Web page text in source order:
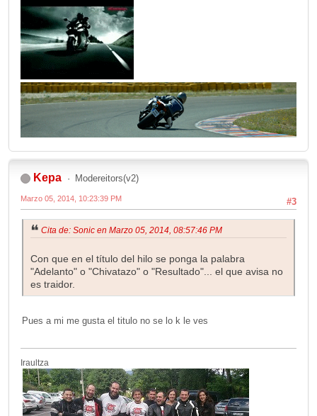
Kepa Modereitors(v2)
#3
Marzo 05, 2014, 10:23:39 PM
Cita de: Sonic en Marzo 05, 2014, 08:57:46 PM
Con que en el título del hilo se ponga la palabra
"Adelanto" o "Chivatazo" o "Resultado"... el que avisa no
es traidor.
Pues a mi me gusta el titulo no se lo k le ves
Iraultza